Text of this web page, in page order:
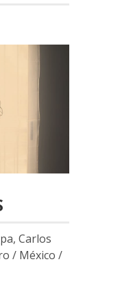
Carlos
/ México /